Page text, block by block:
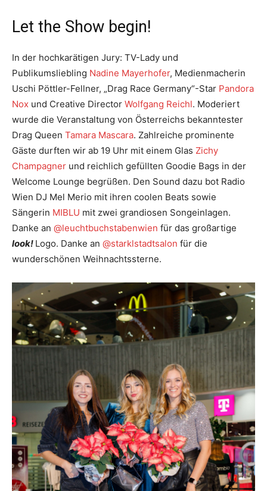
Let the Show begin!
In der hochkarätigen Jury: TV-Lady und
Publikumsliebling Nadine Mayerhofer, Medienmacherin
Uschi Pöttler-Fellner, „Drag Race Germany“-Star Pandora
Nox und Creative Director Wolfgang Reichl. Moderiert
wurde die Veranstaltung von Österreichs bekanntester
Drag Queen Tamara Mascara. Zahlreiche prominente
Gäste durften wir ab 19 Uhr mit einem Glas Zichy
Champagner und reichlich gefüllten Goodie Bags in der
Welcome Lounge begrüßen. Den Sound dazu bot Radio
Wien DJ Mel Merio mit ihren coolen Beats sowie
Sängerin MIBLU mit zwei grandiosen Songeinlagen.
Danke an @leuchtbuchstabenwien für das großartige
look! Logo. Danke an @starklstadtsalon für die
wunderschönen Weihnachtssterne.